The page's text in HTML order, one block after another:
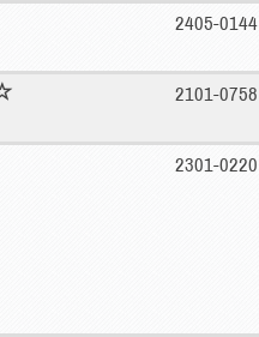
2405-0144
2101-0758
2301-0220